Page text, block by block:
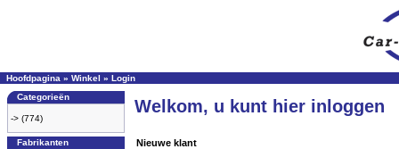
Hoofdpagina » Winkel » Login
Categorieën
-> (774)
Fabrikanten
Welkom, u kunt hier inloggen
Nieuwe klant